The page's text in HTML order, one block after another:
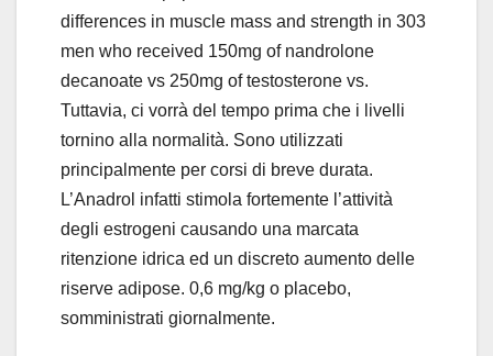
differences in muscle mass and strength in 303
men who received 150mg of nandrolone
decanoate vs 250mg of testosterone vs.
Tuttavia, ci vorrà del tempo prima che i livelli
tornino alla normalità. Sono utilizzati
principalmente per corsi di breve durata.
L’Anadrol infatti stimola fortemente l’attività
degli estrogeni causando una marcata
ritenzione idrica ed un discreto aumento delle
riserve adipose. 0,6 mg/kg o placebo,
somministrati giornalmente.